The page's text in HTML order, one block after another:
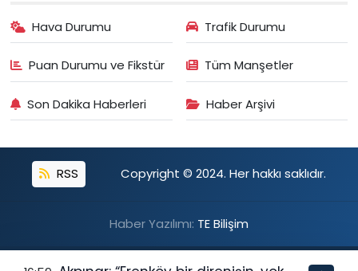
Hava Durumu Trafik Durumu
Puan Durumu ve Fikstür Tüm Manşetler
Son Dakika Haberleri Haber Arşivi
RSS Copyright © 2024. Her hakkı saklıdır.
Haber Yazılımı: TE Bilişim